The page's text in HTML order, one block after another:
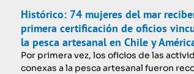
Histórico: 74 mujeres del mar
primera certificación de oficios
la pesca artesanal en Chile y
Por primera vez, los oficios de las
conexas a la pesca artesanal fueron